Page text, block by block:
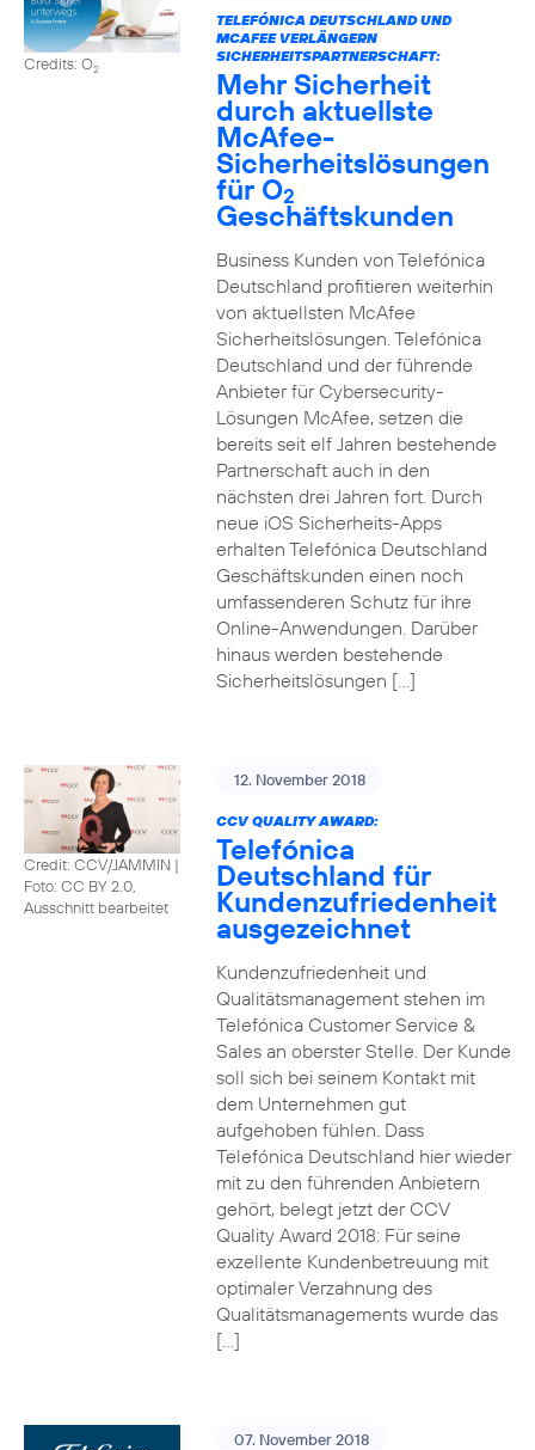
Credits: O2
TELEFÓNICA DEUTSCHLAND UND
MCAFEE VERLÄNGERN
SICHERHEITSPARTNERSCHAFT:
Mehr Sicherheit
durch aktuellste
McAfee-
Sicherheitslösungen
für O2
Geschäftskunden
Business Kunden von Telefónica
Deutschland profitieren weiterhin
von aktuellsten McAfee
Sicherheitslösungen. Telefónica
Deutschland und der führende
Anbieter für Cybersecurity-
Lösungen McAfee, setzen die
bereits seit elf Jahren bestehende
Partnerschaft auch in den
nächsten drei Jahren fort. Durch
neue iOS Sicherheits-Apps
erhalten Telefónica Deutschland
Geschäftskunden einen noch
umfassenderen Schutz für ihre
Online-Anwendungen. Darüber
hinaus werden bestehende
Sicherheitslösungen […]
Credit: CCV/JAMMIN |
Foto: CC BY 2.0,
Ausschnitt bearbeitet
12. November 2018
CCV QUALITY AWARD:
Telefónica
Deutschland für
Kundenzufriedenheit
ausgezeichnet
Kundenzufriedenheit und
Qualitätsmanagement stehen im
Telefónica Customer Service &
Sales an oberster Stelle. Der Kunde
soll sich bei seinem Kontakt mit
dem Unternehmen gut
aufgehoben fühlen. Dass
Telefónica Deutschland hier wieder
mit zu den führenden Anbietern
gehört, belegt jetzt der CCV
Quality Award 2018: Für seine
exzellente Kundenbetreuung mit
optimaler Verzahnung des
Qualitätsmanagements wurde das
[…]
07. November 2018